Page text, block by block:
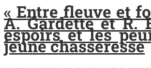
« Entre fleuve et
A. Gardette et R.
espoirs et les
jeune chasseresse